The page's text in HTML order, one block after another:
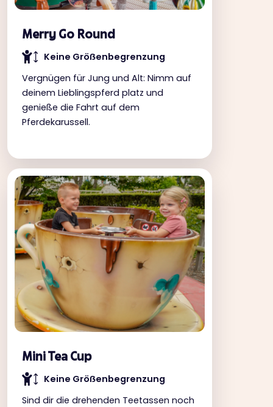
Merry Go Round
Keine Gröẞenbegrenzung
Vergnügen für Jung und Alt: Nimm auf
deinem Lieblingspferd platz und
genieße die Fahrt auf dem
Pferdekarussell.
Mini Tea Cup
Keine Gröẞenbegrenzung
Sind dir die drehenden Teetassen noch